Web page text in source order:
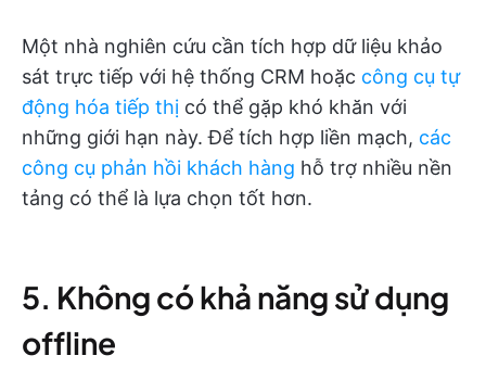
Một nhà nghiên cứu cần tích hợp dữ liệu khảo
sát trực tiếp với hệ thống CRM hoặc công cụ tự
động hóa tiếp thị có thể gặp khó khăn với
những giới hạn này. Để tích hợp liền mạch, các
công cụ phản hồi khách hàng hỗ trợ nhiều nền
tảng có thể là lựa chọn tốt hơn.
5. Không có khả năng sử dụng
offline